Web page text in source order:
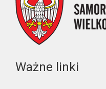
Ważne linki